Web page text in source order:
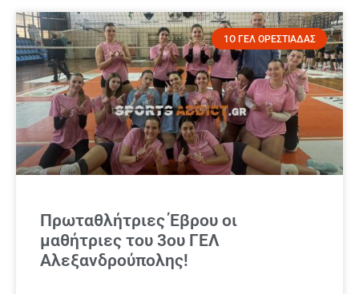
1Ο ΓΕΛ ΟΡΕΣΤΙΑΔΑΣ
Πρωταθλήτριες Έβρου οι
μαθήτριες του 3ου ΓΕΛ
Αλεξανδρούπολης!